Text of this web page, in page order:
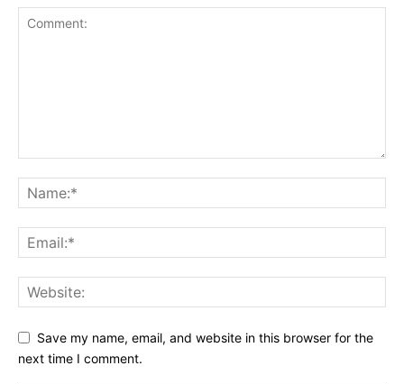
Save my name, email, and website in this browser for the
next time I comment.